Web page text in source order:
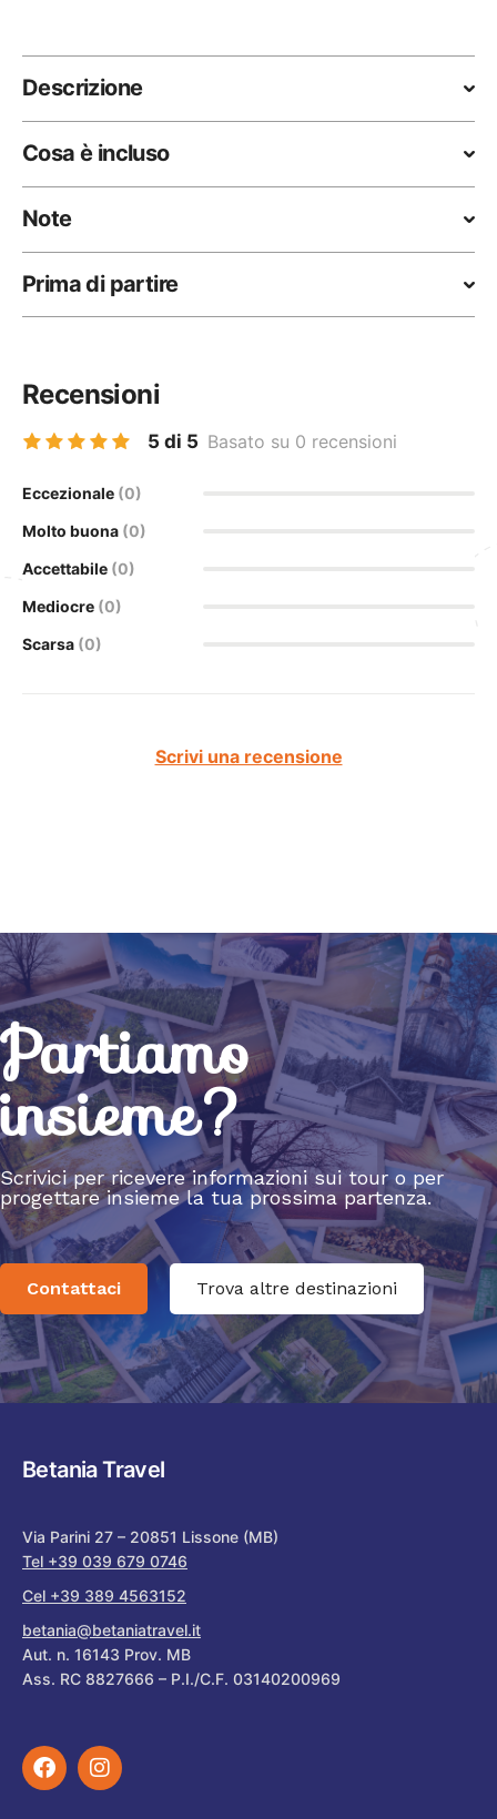
Descrizione
Cosa è incluso
Note
Prima di partire
Recensioni
5 di 5 Basato su 0 recensioni
Eccezionale (0)
Molto buona (0)
Accettabile (0)
Mediocre (0)
Scarsa (0)
Scrivi una recensione
Partiamo
insieme?
Scrivici per ricevere informazioni sui tour o per
progettare insieme la tua prossima partenza.
Contattaci Trova altre destinazioni
Betania Travel
Via Parini 27 – 20851 Lissone (MB)
Tel +39 039 679 0746
Cel +39 389 4563152
betania@betaniatravel.it
Aut. n. 16143 Prov. MB
Ass. RC 8827666 – P.I./C.F. 03140200969